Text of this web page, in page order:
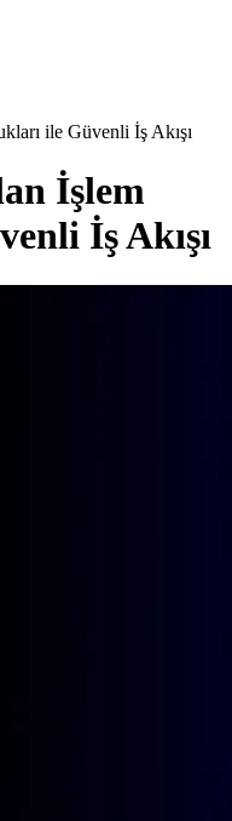
ile Güvenli İş Akışı
İşlem
İş Akışı